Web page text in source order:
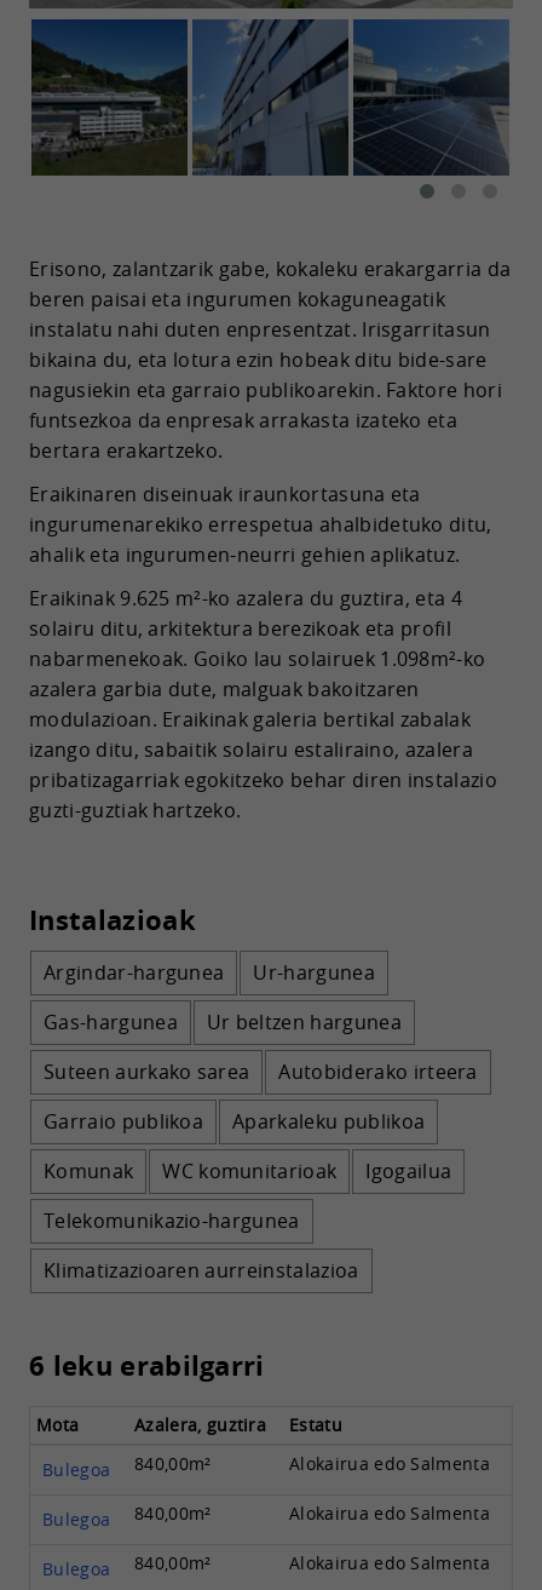
Erisono, zalantzarik gabe, kokaleku erakargarria da
beren paisai eta ingurumen kokaguneagatik
instalatu nahi duten enpresentzat. Irisgarritasun
bikaina du, eta lotura ezin hobeak ditu bide-sare
nagusiekin eta garraio publikoarekin. Faktore hori
funtsezkoa da enpresak arrakasta izateko eta
bertara erakartzeko.
Eraikinaren diseinuak iraunkortasuna eta
ingurumenarekiko errespetua ahalbidetuko ditu,
ahalik eta ingurumen-neurri gehien aplikatuz.
Eraikinak 9.625 m²-ko azalera du guztira, eta 4
solairu ditu, arkitektura berezikoak eta profil
nabarmenekoak. Goiko lau solairuek 1.098m²-ko
azalera garbia dute, malguak bakoitzaren
modulazioan. Eraikinak galeria bertikal zabalak
izango ditu, sabaitik solairu estaliraino, azalera
pribatizagarriak egokitzeko behar diren instalazio
guzti-guztiak hartzeko.
Instalazioak
Argindar-hargunea
Ur-hargunea
Gas-hargunea
Ur beltzen hargunea
Suteen aurkako sarea
Autobiderako irteera
Garraio publikoa
Aparkaleku publikoa
Komunak
WC komunitarioak
Igogailua
Telekomunikazio-hargunea
Klimatizazioaren aurreinstalazioa
6 leku erabilgarri
Mota Azalera, guztira
Estatu
Bulegoa
840,00m² Alokairua edo Salmenta
Bulegoa 840,00m² Alokairua edo Salmenta
Bulegoa 840,00m² Alokairua edo Salmenta